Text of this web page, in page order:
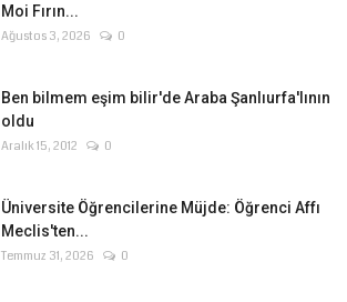
Moi Fırın...
Ağustos 3, 2026 0
Ben bilmem eşim bilir'de Araba Şanlıurfa'lının
oldu
Aralık 15, 2012 0
Üniversite Öğrencilerine Müjde: Öğrenci Affı
Meclis'ten...
Temmuz 31, 2026 0